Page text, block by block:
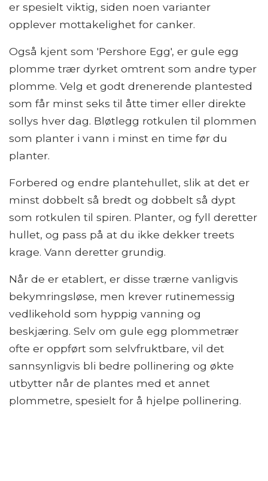
er spesielt viktig, siden noen varianter
opplever mottakelighet for canker.
Også kjent som 'Pershore Egg', er gule egg
plomme trær dyrket omtrent som andre typer
plomme. Velg et godt drenerende plantested
som får minst seks til åtte timer eller direkte
sollys hver dag. Bløtlegg rotkulen til plommen
som planter i vann i minst en time før du
planter.
Forbered og endre plantehullet, slik at det er
minst dobbelt så bredt og dobbelt så dypt
som rotkulen til spiren. Planter, og fyll deretter
hullet, og pass på at du ikke dekker treets
krage. Vann deretter grundig.
Når de er etablert, er disse trærne vanligvis
bekymringsløse, men krever rutinemessig
vedlikehold som hyppig vanning og
beskjæring. Selv om gule egg plommetrær
ofte er oppført som selvfruktbare, vil det
sannsynligvis bli bedre pollinering og økte
utbytter når de plantes med et annet
plommetre, spesielt for å hjelpe pollinering.